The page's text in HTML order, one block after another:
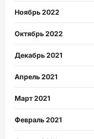
Ноябрь 2022
Октябрь 2022
Декабрь 2021
Апрель 2021
Март 2021
Февраль 2021